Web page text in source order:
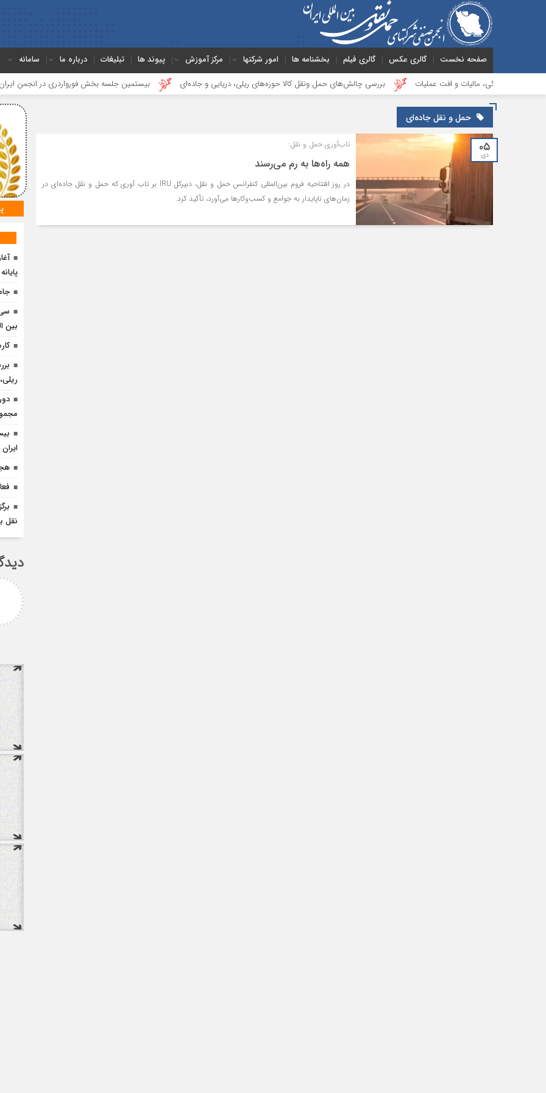
صفحه نخست گالری عکس گالری فیلم بخشنامه ها امور شرکتها مرکز آموزش پیوند ها تبلیغات درباره ما سامانه
مالیات و افت عملیات بررسی چالش‌های حمل ونقل کالا حوزه‌های ریلی، دریایی و جاده‌ای بیستمین جلسه بخش فورواردری در انجمن ایران برگزار شد
حمل و نقل جاده‌ای
۰۵
دی
تاب‌آوری حمل و نقل:
همه راه‌ها به رم می‌رسند
در روز افتتاحیه فروم بین‌المللی کنفرانس حمل و نقل، دبیرکل IRU بر تاب آوری که حمل و نقل جاده‌ای در
زمان‌های ناپایدار به جوامع و کسب‌وکارها می‌آورد، تأکید کرد.
بین
نقل